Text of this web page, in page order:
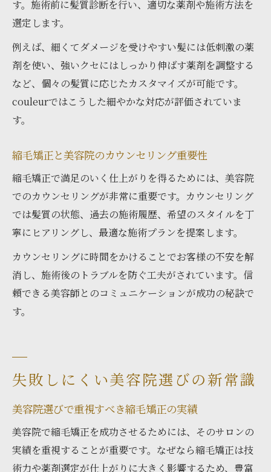
美容院選びに役立つ縮毛矯正の体験談まと
め
美容院口コミで話題の施術ポイントを解説
納得の仕上がりを得るための秘訣
美容院で納得の縮毛矯正を受けるためのコ
ツ
美容院の縮毛矯正で後悔しないための注意
点
美容院選びが仕上がり満足度を左右する理
由
美容院での縮毛矯正後の正しいヘアケア術
す。施術前に髪質診断を行い、適切な薬剤や施術方法を
選定します。
例えば、細くてダメージを受けやすい髪には低刺激の薬
剤を使い、強いクセにはしっかり伸ばす薬剤を調整する
など、個々の髪質に応じたカスタマイズが可能です。
couleurではこうした細やかな対応が評価されていま
す。
縮毛矯正と美容院のカウンセリング重要性
縮毛矯正で満足のいく仕上がりを得るためには、美容院
でのカウンセリングが非常に重要です。カウンセリング
では髪質の状態、過去の施術履歴、希望のスタイルを丁
寧にヒアリングし、最適な施術プランを提案します。
カウンセリングに時間をかけることでお客様の不安を解
消し、施術後のトラブルを防ぐ工夫がされています。信
頼できる美容師とのコミュニケーションが成功の秘訣で
す。
失敗しにくい美容院選びの新常識
美容院選びで重視すべき縮毛矯正の実績
美容院で縮毛矯正を成功させるためには、そのサロンの
実績を重視することが重要です。なぜなら縮毛矯正は技
術力や薬剤選定が仕上がりに大きく影響するため、豊富